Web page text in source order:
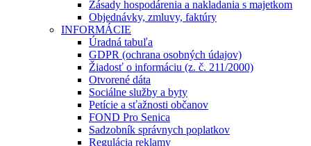
Zásady hospodárenia a nakladania s majetkom
Objednávky, zmluvy, faktúry
INFORMÁCIE
Úradná tabuľa
GDPR (ochrana osobných údajov)
Žiadosť o informáciu (z. č. 211/2000)
Otvorené dáta
Sociálne služby a byty
Petície a sťažnosti občanov
FOND Pro Senica
Sadzobník správnych poplatkov
Regulácia reklamy